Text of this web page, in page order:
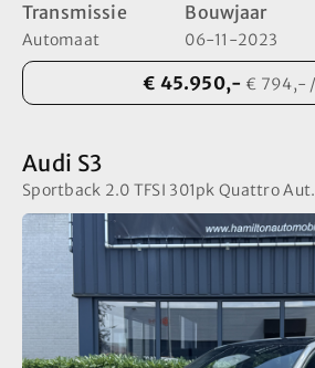
Transmissie
Automaat
Bouwjaar
06-11-2023
€ 45.950,- € 794,-
Audi S3
Sportback 2.0 TFSI 301pk Quattro